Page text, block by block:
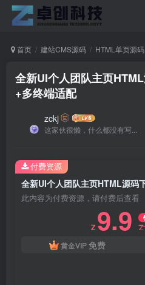
首页 建站CMS源码 HTML单页源码
全新UI个人团队主页
+多终端适配
zckj
这家伙很懒，什么都没有写...
此内容为付费资源，请付费后查看
Z 9.9 Z
黄金VIP 免费
付费资源